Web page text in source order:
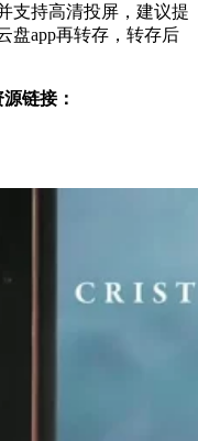
支持高清投屏，建议提
盘app再转存，转存后
链接：